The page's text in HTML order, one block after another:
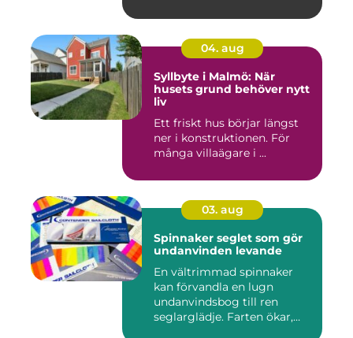
04. aug
Syllbyte i Malmö: När
husets grund behöver nytt
liv
Ett friskt hus börjar längst
ner i konstruktionen. För
många villaägare i ...
03. aug
Spinnaker seglet som gör
undanvinden levande
En vältrimmad spinnaker
kan förvandla en lugn
undanvindsbog till ren
seglarglädje. Farten ökar,